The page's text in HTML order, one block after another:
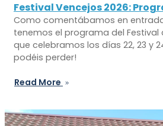
Festival Vencejos 2026:
Como comentábamos en
tenemos el programa del Festival
que celebramos los días 22, 23 y
podéis perder!
Read More